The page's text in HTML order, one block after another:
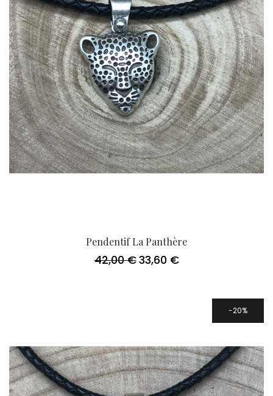
Pendentif La Panthère
42,00€ Le
33,60 €Le
20%